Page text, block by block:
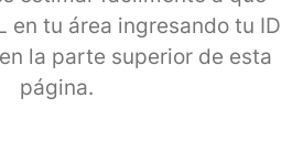
en tu área ingresando tu ID
la parte superior de esta
página.